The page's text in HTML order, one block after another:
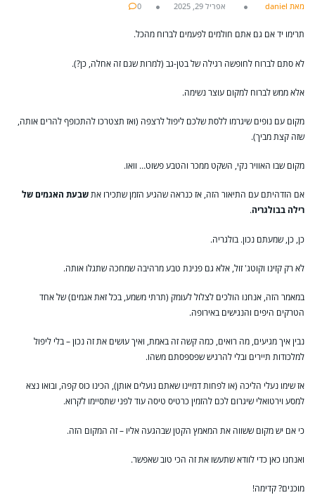
מאת daniel אפריל 29, 2025 0
תרימו יד אם גם אתם חולמים לפעמים לברוח מהכל.
לא סתם לברוח לחופשה רגילה של בטן-גב (למרות שגם זה אחלה, כן?).
אלא ממש לברוח למקום עוצר נשימה.
מקום עם נופים שיגרמו ללסת שלכם ליפול לרצפה (ואז תצטרכו להתכופף להרים אותה,
שזה קצת מביך).
מקום שבו האוויר נקי, השקט ממכר והטבע פשוט… וואו.
אם הזדהיתם עם התיאור הזה, אז כנראה שהגיע הזמן שתכירו אתשבעת האגמים של
רילה בבולגריה.
כן, כן, שמעתם נכון. בולגריה.
לא רק קזינו וקוטג' זול, אלא גם פנינת טבע מרהיבה שמחכה שתגלו אותה.
במאמר הזה, אנחנו הולכים לצלול לעומק (תרתי משמע, בכל זאת אגמים) של אחד
הטרקים היפים והנגישים באירופה.
נבין איך מגיעים, מה רואים, כמה קשה זה באמת, ואיך עושים את זה נכון – בלי ליפול
למלכודות תיירים ובלי להרגיש שפספסתם משהו.
אז שימו נעלי הליכה (או לפחות דמיינו שאתם נועלים אותן), הכינו כוס קפה, ובואו נצא
למסע וירטואלי שיגרום לכם להזמין כרטיס טיסה עוד לפני שתסיימו לקרוא.
כי אם יש מקום ששווה את המאמץ הקטן שבהגעה אליו – זה המקום הזה.
ואנחנו כאן כדי לוודא שתעשו את זה הכי טוב שאפשר.
מוכנים? קדימה!